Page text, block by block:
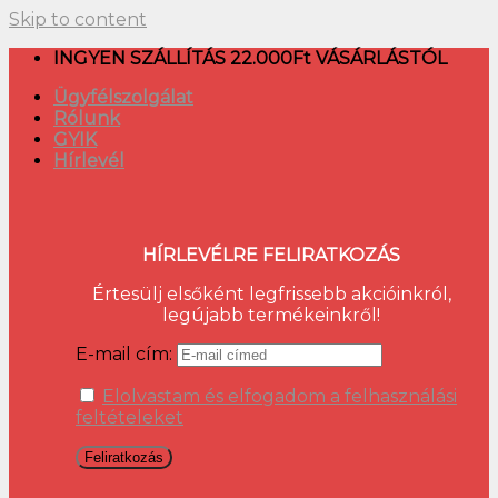
Skip to content
INGYEN SZÁLLÍTÁS 22.000Ft VÁSÁRLÁSTÓL
Ügyfélszolgálat
Rólunk
GYIK
Hírlevél
HÍRLEVÉLRE FELIRATKOZÁS
Értesülj elsőként legfrissebb akcióinkról,
legújabb termékeinkről!
E-mail cím:
Elolvastam és elfogadom a felhasználási
feltételeket